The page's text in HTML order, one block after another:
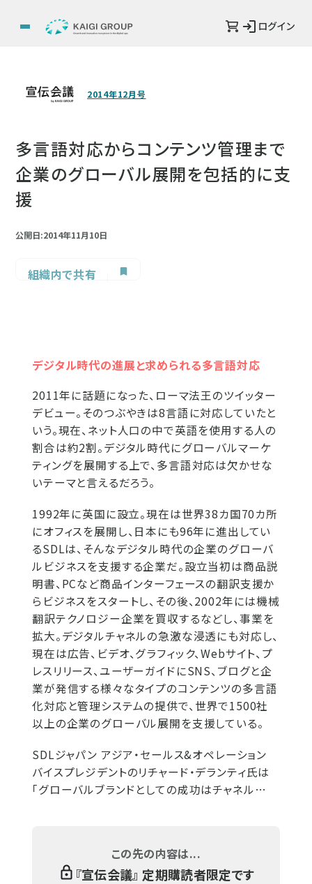
ログイン
2014年12月号
多言語対応からコンテンツ管理まで
企業のグローバル展開を包括的に支
援
公開日:2014年11月10日
組織内で共有
デジタル時代の進展と求められる多言語対応
2011年に話題になった、ローマ法王のツイッター
デビュー。そのつぶやきは8言語に対応していたと
いう。現在、ネット人口の中で英語を使用する人の
割合は約2割。デジタル時代にグローバルマーケ
ティングを展開する上で、多言語対応は欠かせな
いテーマと言えるだろう。
1992年に英国に設立。現在は世界38カ国70カ所
にオフィスを展開し、日本にも96年に進出してい
るSDLは、そんなデジタル時代の企業のグローバ
ルビジネスを支援する企業だ。設立当初は商品説
明書、PCなど商品インターフェースの翻訳支援か
らビジネスをスタートし、その後、2002年には機械
翻訳テクノロジー企業を買収するなどし、事業を
拡大。デジタルチャネルの急激な浸透にも対応し、
現在は広告、ビデオ、グラフィック、Webサイト、プ
レスリリース、ユーザーガイドにSNS、ブログと企
業が発信する様々なタイプのコンテンツの多言語
化対応と管理システムの提供で、世界で1500社
以上の企業のグローバル展開を支援している。
SDLジャパン アジア・セールス&オペレーション
バイスプレジデントのリチャード・デランティ氏は
「グローバルブランドとしての成功はチャネル…
この先の内容は...
『宣伝会議』 定期購読者限定です